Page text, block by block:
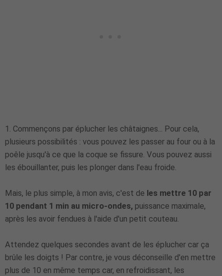
1. Commençons par éplucher les châtaignes... Pour cela,
plusieurs possibilités : vous pouvez les passer au four ou à la
poêle jusqu'à ce que la coque se fissure. Vous pouvez aussi
les ébouillanter, puis les plonger dans l'eau froide.
Mais, le plus simple, à mon avis, c'est de les mettre 10 par
10 pendant 1 min au micro-ondes, puissance maximale,
après les avoir fendues à l'aide d'un petit couteau.
Attendez quelques secondes avant de les éplucher car ça
brûle les doigts ! Par contre, je vous déconseille d'en mettre
plus de 10 en même temps car, en refroidissant, les